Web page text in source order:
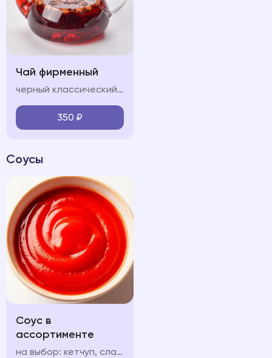
Чай фирменный
черный классический/Зеленый классический/Горные травы/Лесные ягоды
350 ₽
Соусы
Соус в
ассортименте
на выбор: кетчуп, сладкий чили соус чесночный, сырный